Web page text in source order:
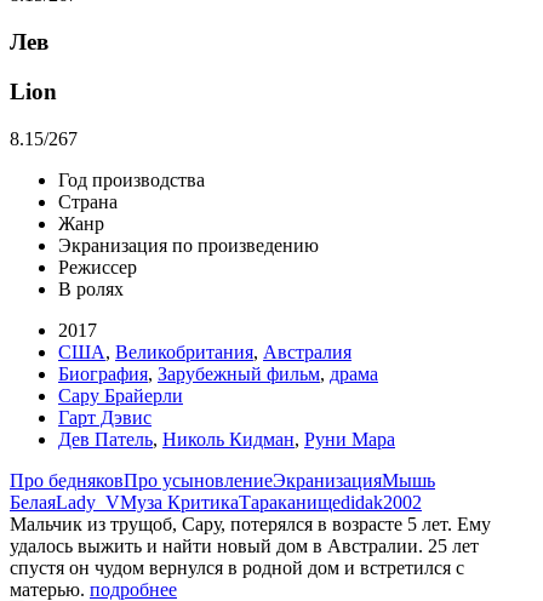
Лев
Lion
8.15/267
Год производства
Страна
Жанр
Экранизация по произведению
Режиссер
В ролях
2017
США, Великобритания, Австралия
Биография, Зарубежный фильм, драма
Сару Брайерли
Гарт Дэвис
Дев Патель, Николь Кидман, Руни Мара
Про бедняковПро усыновлениеЭкранизацияМышь
БелаяLady_VМуза КритикаТараканищеdidak2002
Мальчик из трущоб, Сару, потерялся в возрасте 5 лет. Ему
удалось выжить и найти новый дом в Австралии. 25 лет
спустя он чудом вернулся в родной дом и встретился с
матерью. подробнее